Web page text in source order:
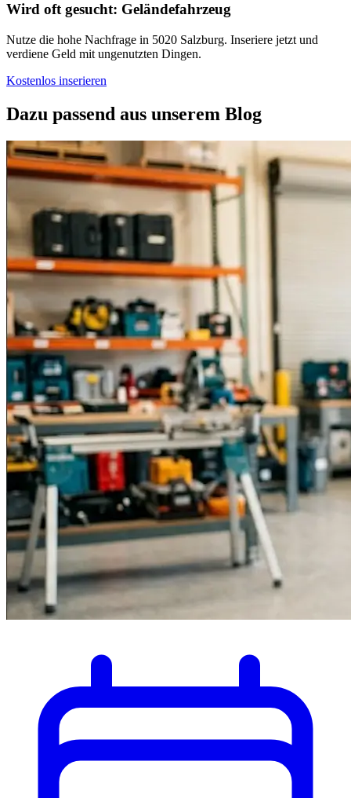
Wird oft gesucht: Geländefahrzeug
Nutze die hohe Nachfrage in 5020 Salzburg. Inseriere jetzt und
verdiene Geld mit ungenutzten Dingen.
Kostenlos inserieren
Dazu passend aus unserem Blog